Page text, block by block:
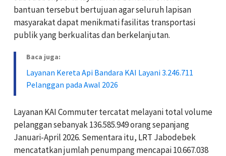
bantuan tersebut bertujuan agar seluruh lapisan
masyarakat dapat menikmati fasilitas transportasi
publik yang berkualitas dan berkelanjutan.
Baca juga:
Layanan Kereta Api Bandara KAI Layani 3.246.711
Pelanggan pada Awal 2026
Layanan KAI Commuter tercatat melayani total volume
pelanggan sebanyak 136.585.949 orang sepanjang
Januari-April 2026. Sementara itu, LRT Jabodebek
mencatatkan jumlah penumpang mencapai 10.667.038